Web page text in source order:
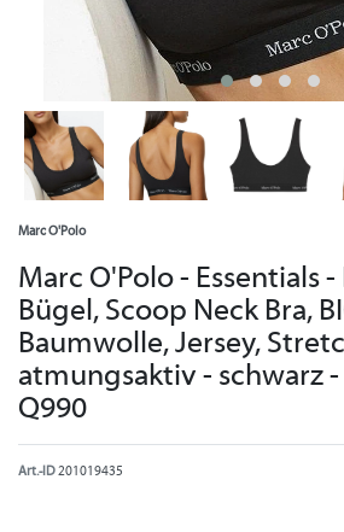
Marc O'Polo
Marc O'Polo - Essentials
Bügel, Scoop Neck Bra,
Baumwolle, Jersey,
atmungsaktiv - schwarz -
Q990
Art.-ID201019435